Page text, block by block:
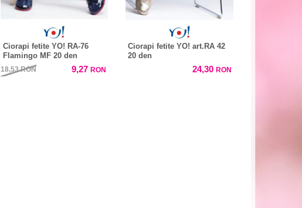
Ciorapi fetite YO! RA-76
Flamingo MF 20 den
18,53RON 9,27RON
Ciorapi fetite YO! art.RA 42
20 den
24,30 RON